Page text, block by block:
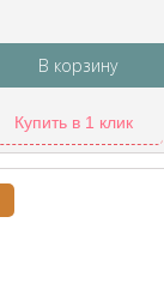
В корзину
Купить в 1 клик